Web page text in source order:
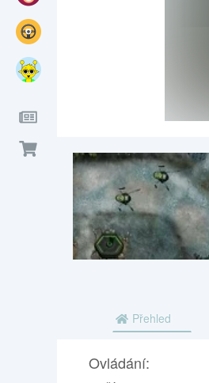
Přehled
Ovládání: